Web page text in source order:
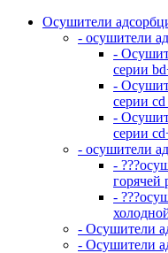
Осушители
- осушители
-
серии
-
серии
-
серии
- осушители
-
горячей
-
- Осушители
- Осушители